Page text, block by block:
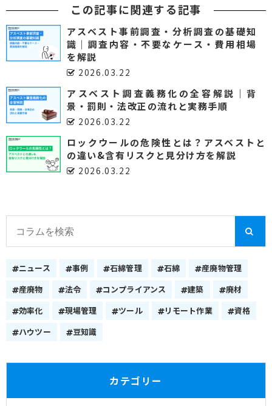
この記事に関連する記事
アスベスト事前調査・分析調査の基礎知
識｜調査内容・不要なケース・費用相場
を解説
2026.03.22
アスベスト調査義務化の全容解説｜背
景・罰則・法改正の流れと実務手順
2026.03.22
ロックウールの危険性とは？アスベストと
の違い&含有リスクと見分け方を解説
2026.03.22
ニュース 事例 石綿管理 石綿
産廃物管理
産廃物
法令 コンプライアンス 建築
廃材
効率化
現場管理 ツール リモート作業
資格
ハウツー
豆知識
カテゴリー